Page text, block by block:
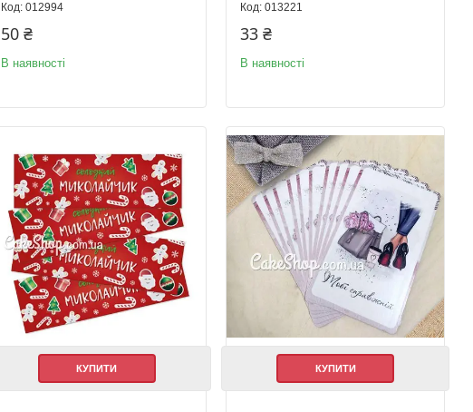
012994
50 ₴
В наявності
013221
33 ₴
В наявності
КУПИТИ КУПИТИ